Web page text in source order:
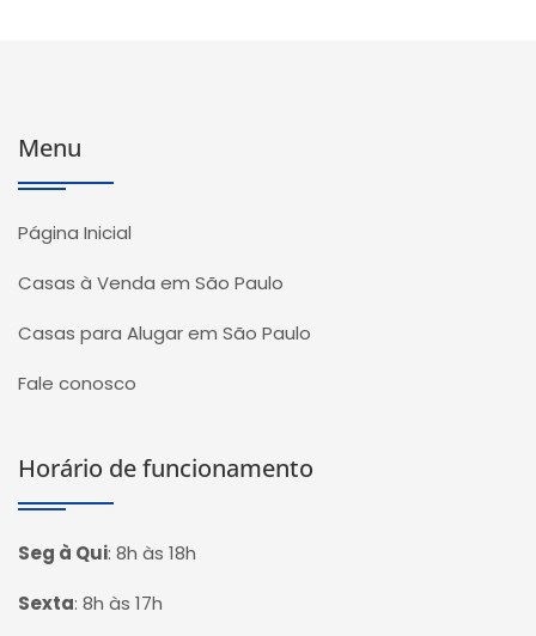
Menu
Página Inicial
Casas à Venda em São Paulo
Casas para Alugar em São Paulo
Fale conosco
Horário de funcionamento
Seg à Qui: 8h às 18h
Sexta: 8h às 17h